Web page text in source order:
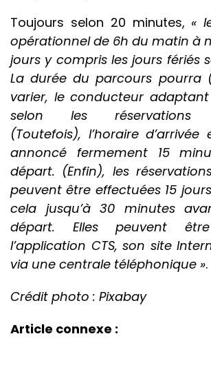
Toujours selon 20 minutes, «
opérationnel de 6h du matin à
jours y compris les jours fériés
La durée du parcours pourra
varier, le conducteur
selon les réservations
(Toutefois), l’horaire
annoncé fermement 15
départ. (Enfin), les
peuvent être effectuées 15
cela jusqu’à 30 minutes
départ. Elles peuvent
l’application CTS, son site
via une centrale téléphonique ».
Crédit photo : Pixabay
Article connexe :